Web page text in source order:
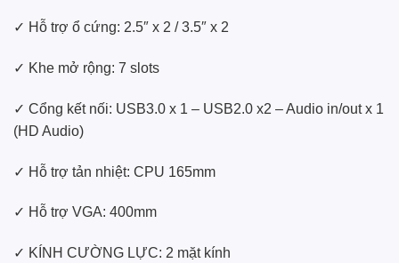
✓ Hỗ trợ ổ cứng: 2.5″ x 2 / 3.5″ x 2
✓ Khe mở rộng: 7 slots
✓ Cổng kết nối: USB3.0 x 1 – USB2.0 x2 – Audio in/out x 1
(HD Audio)
✓ Hỗ trợ tản nhiệt: CPU 165mm
✓ Hỗ trợ VGA: 400mm
✓ KÍNH CƯỜNG LỰC: 2 mặt kính